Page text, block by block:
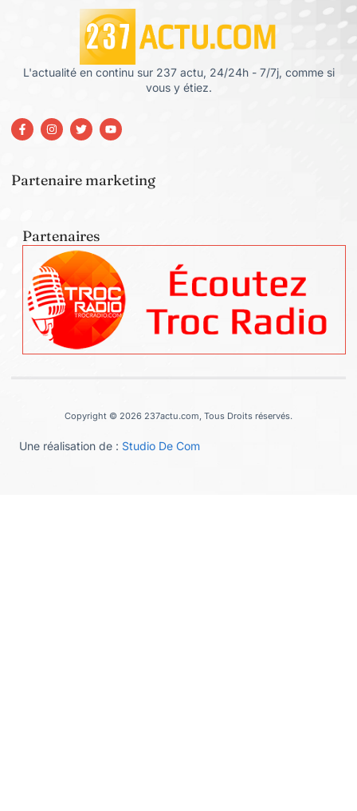
L'actualité en continu sur 237 actu, 24/24h - 7/7j, comme si
vous y étiez.
Partenaire marketing
Partenaires
Copyright © 2026 237actu.com, Tous Droits réservés.
Une réalisation de : Studio De Com